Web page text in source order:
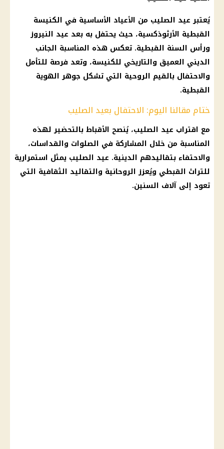
يُعتبر عيد الصليب من الأعياد الأساسية في الكنيسة
القبطية الأرثوذكسية، حيث يحتفل به بعد عيد النيروز
ورأس السنة القبطية. تعكس هذه المناسبة الجانب
الديني العميق والتاريخي للكنيسة، وتعد فرصة للتأمل
والاحتفال بالقيم الروحية التي تشكل جوهر الهوية
القبطية.
ختام مقالنا اليوم: الاحتفال بعيد الصليب
مع اقتراب عيد الصليب، يُنصح الأقباط بالتحضير لهذه
المناسبة من خلال المشاركة في الصلوات والقداسات،
والاحتفاء بتقاليدهم الدينية. عيد الصليب يمثل استمرارية
للتراث القبطي ويُعزز الروحانية والتقاليد الثقافية التي
تعود إلى آلاف السنين.